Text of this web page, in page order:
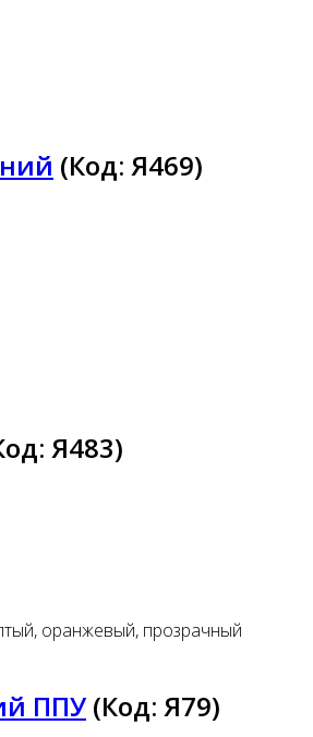
(Код: Я469)
Я483)
оранжевый, прозрачный
ППУ (Код: Я79)